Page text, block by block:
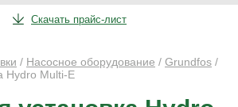
Скачать прайс-лист
/ Насосное оборудование / Grundfos /
Hydro Multi-E